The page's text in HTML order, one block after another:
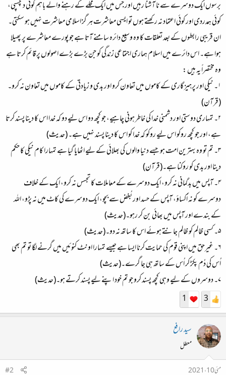
برسوں ایک دوسرے سے نا آشنا رہیں اور جس میں ایک محلے کے رہنے والے باہم کوئی دلچسپی،
کوئی ہمدردی اور کوئی اعتماد نہ رکھتے ہوں تو ایسی معاشرت ہر گز اسلامی معاشرت نہیں ہو سکتی۔
ان قریبی رابطوں کے بعد تعلقات کا وہ وسیع دائرہ سامنے آتا ہے جو پورے معاشرے پر پھیلا
ہوا ہے۔ اس دائرے میں اسلام ہماری اجتماعی زندگی کو جن بڑے بڑے اصولوں پر قائم کرتا ہے
وہ مختصراً یہ ہیں :
۱۔ نیکی اور پرہیز گاری کے کاموں میں تعاون کرو اور بدی و زیادتی کے کاموں میں تعاون نہ کرو۔
(قرآن)
۲۔ تمہاری دوستی اور دشمنی خدا کی خاطر ہونی چاہیے، جو کچھ دو اس لیے دو کہ خدا اس کا دینا پسند کرتا
ہے، اور جو کچھ روکو اس لیے روکو کہ خدا کو اس کا دینا پسند نہیں ہے۔ (حدیث)
۳۔ تم تو وہ بہترین امت ہو جسے دنیا والوں کی بھلائی کے لیے اٹھایا گیا ہے تمہارا کام نیکی کا حکم
دینا اور بدی کو روکنا ہے۔(قرآن)
۴۔ آپس میں بدگمانی نہ کرو، ایک دوسرے کے معاملات کا تجسس نہ کرو، ایک کے خلاف
دوسرے کو نہ اُکساؤ، آپس کے حسد اور بُغض سے بچو، ایک دوسرے کی کاٹ میں نہ پڑو، اللہ
کے بندے اور آپس میں بھائی بن کر رہو۔(حدیث)
۵۔ کسی ظالم کو ظالم جانتے ہوئے اس کا ساتھ نہ دو۔(حدیث)
۶۔ غیرحق میں اپنی قوم کی حمایت کرنا ایسا ہے جیسے تمہارا اونٹ کنوئیں میں گرنے لگا تو تم بھی
اُس کی دُم پکڑ کر اُس کے ساتھ ہی جا گرے۔(حدیث)
۷۔ دوسروں کے لیے وہی کچھ پسند کرو جو تم خود اپنے لیے پسند کرتے ہو۔(حدیث)
3
1
سید رافع
معطل
مئی 10، 2021
#2